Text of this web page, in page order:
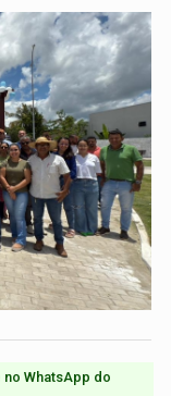
WhatsApp do